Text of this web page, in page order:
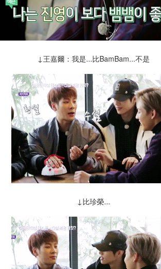
↓王嘉爾：我是...比BamBam...不是
↓比珍榮...